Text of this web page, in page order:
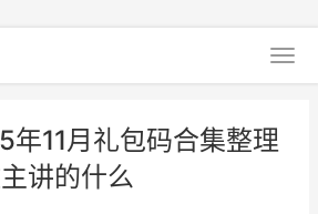
11月礼包码合集整理
讲的什么